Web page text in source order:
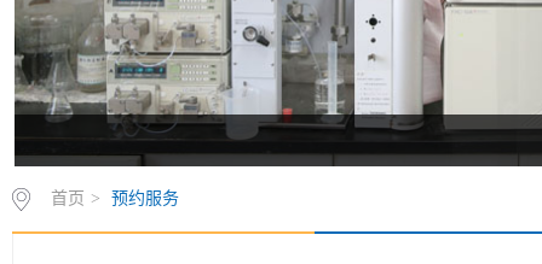
首页 > 预约服务